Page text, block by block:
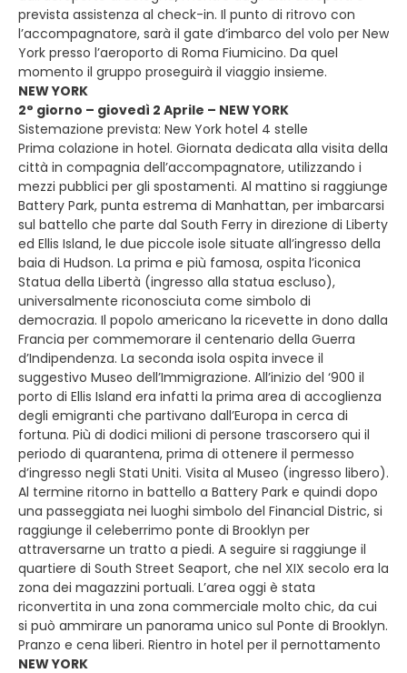
prevista assistenza al check-in. Il punto di ritrovo con
l’accompagnatore, sarà il gate d’imbarco del volo per New
York presso l’aeroporto di Roma Fiumicino. Da quel
momento il gruppo proseguirà il viaggio insieme.
NEW YORK
2° giorno – giovedì 2 Aprile – NEW YORK
Sistemazione prevista: New York hotel 4 stelle
Prima colazione in hotel. Giornata dedicata alla visita della
città in compagnia dell’accompagnatore, utilizzando i
mezzi pubblici per gli spostamenti. Al mattino si raggiunge
Battery Park, punta estrema di Manhattan, per imbarcarsi
sul battello che parte dal South Ferry in direzione di Liberty
ed Ellis Island, le due piccole isole situate all’ingresso della
baia di Hudson. La prima e più famosa, ospita l’iconica
Statua della Libertà (ingresso alla statua escluso),
universalmente riconosciuta come simbolo di
democrazia. Il popolo americano la ricevette in dono dalla
Francia per commemorare il centenario della Guerra
d’Indipendenza. La seconda isola ospita invece il
suggestivo Museo dell’Immigrazione. All’inizio del ‘900 il
porto di Ellis Island era infatti la prima area di accoglienza
degli emigranti che partivano dall’Europa in cerca di
fortuna. Più di dodici milioni di persone trascorsero qui il
periodo di quarantena, prima di ottenere il permesso
d’ingresso negli Stati Uniti. Visita al Museo (ingresso libero).
Al termine ritorno in battello a Battery Park e quindi dopo
una passeggiata nei luoghi simbolo del Financial Distric, si
raggiunge il celeberrimo ponte di Brooklyn per
attraversarne un tratto a piedi. A seguire si raggiunge il
quartiere di South Street Seaport, che nel XIX secolo era la
zona dei magazzini portuali. L’area oggi è stata
riconvertita in una zona commerciale molto chic, da cui
si può ammirare un panorama unico sul Ponte di Brooklyn.
Pranzo e cena liberi. Rientro in hotel per il pernottamento
NEW YORK